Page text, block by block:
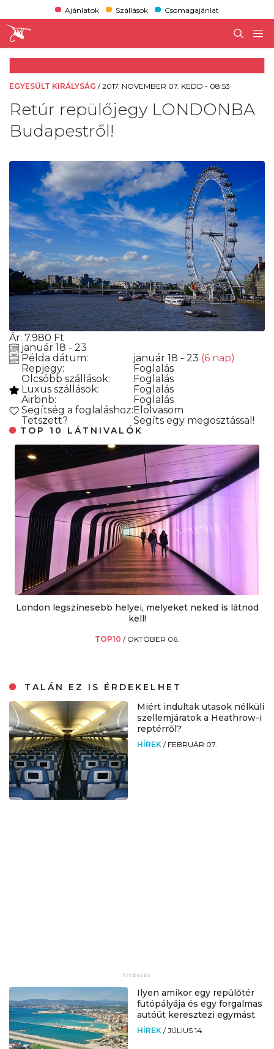
Ajánlatok Szállások Csomagajánlat
EGYESÜLT KIRÁLYSÁG /2017. NOVEMBER 07. KEDD - 08:53
Retúr repülőjegy LONDONBA
Budapestről!
Ár: 7.980 Ft
január 18 - 23
Példa dátum:
január 18 - 23 (6 nap)
Repjegy:
Foglalás
Olcsóbb szállások:
Foglalás
Luxus szállások:
Foglalás
Airbnb:
Foglalás
Segítség a foglaláshoz:Elolvasom
Tetszett?
Segíts egy megosztással!
TOP 10 LÁTNIVALÓK
London legszínesebb helyei, melyeket neked is látnod
kell!
TOP10 / OKTÓBER 06.
TALÁN EZ IS ÉRDEKELHET
Miért indultak utasok nélküli
szellemjáratok a Heathrow-i
reptérről?
HÍREK / FEBRUÁR 07.
Ilyen amikor egy repülőtér
futópályája és egy forgalmas
autóút keresztezi egymást
HÍREK /JÚLIUS 14.